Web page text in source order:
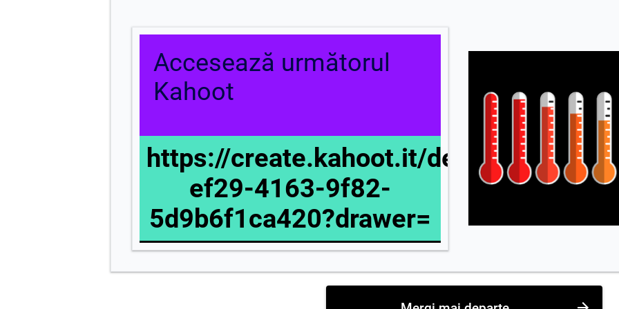
Accesează următorul
Kahoot
https://create.kahoot.it/details/
ef29-4163-9f82-
5d9b6f1ca420?drawer=